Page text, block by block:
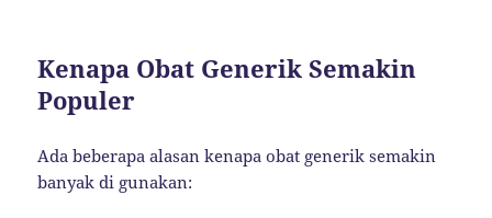
Kenapa Obat Generik Semakin
Populer
Ada beberapa alasan kenapa obat generik semakin
banyak di gunakan: